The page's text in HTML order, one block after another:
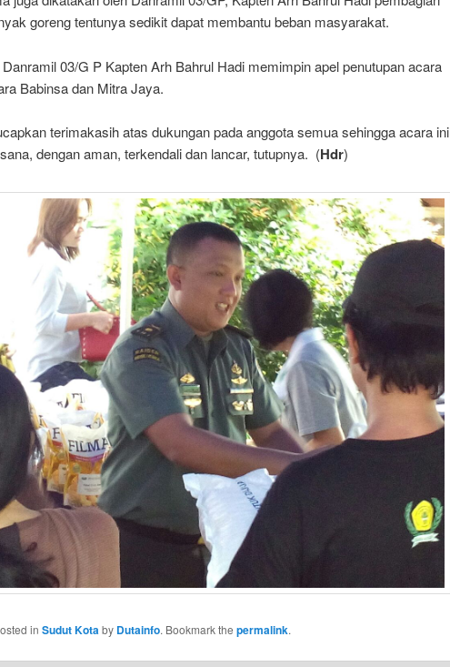
goreng tentunya sedikit dapat membantu beban masyarakat.
03/G P Kapten Arh Bahrul Hadi memimpin apel penutupan acara
Babinsa dan Mitra Jaya.
terimakasih atas dukungan pada anggota semua sehingga acara ini
dengan aman, terkendali dan lancar, tutupnya. (Hdr)
in Sudut Kotaby Dutainfo. Bookmark the permalink.